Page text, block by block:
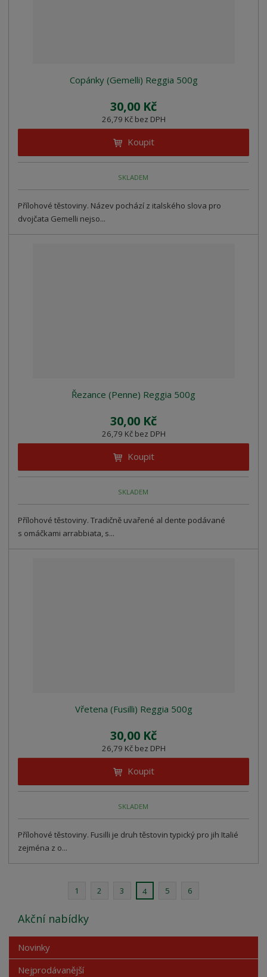
Copánky (Gemelli) Reggia 500g
30,00 Kč
26,79 Kč bez DPH
Koupit
SKLADEM
Přílohové těstoviny. Název pochází z italského slova pro
dvojčata Gemelli nejso...
Řezance (Penne) Reggia 500g
30,00 Kč
26,79 Kč bez DPH
Koupit
SKLADEM
Přílohové těstoviny. Tradičně uvařené al dente podávané
s omáčkami arrabbiata, s...
Vřetena (Fusilli) Reggia 500g
30,00 Kč
26,79 Kč bez DPH
Koupit
SKLADEM
Přílohové těstoviny. Fusilli je druh těstovin typický pro jih Italié
zejména z o...
1 2 3 4 5 6
Akční nabídky
Novinky
Nejprodávanější